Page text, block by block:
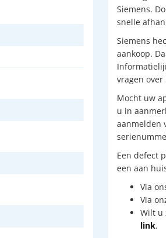
Siemens.
snelle
Siemens
aankoop.
vragen
Mocht uw
u in
aanmelden
Een defect
een aan
Via
Via
Wilt u
link.